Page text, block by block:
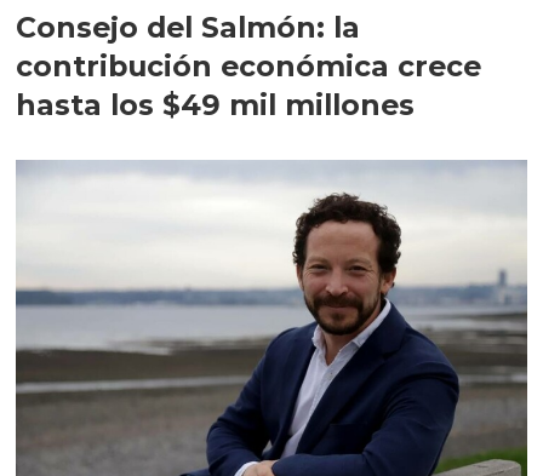
Consejo del Salmón: la
contribución económica crece
hasta los $49 mil millones